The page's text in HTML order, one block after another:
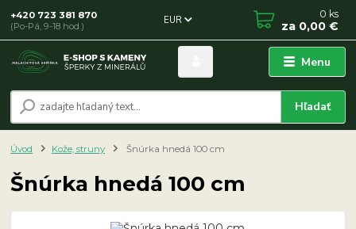
Menu
EUR
Hľadať
+420 723 381 870
(Po-Pá, 9-18 hod.)
0 ks
za 0,00 €
Úvod Kože, struny Šnúrka hnedá 100 cm
Šnúrka hnedá 100 cm